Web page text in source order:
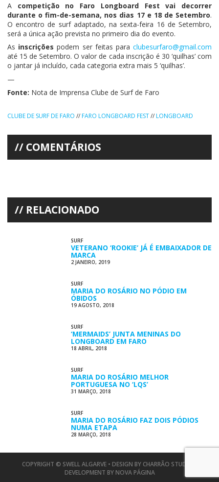
A competição no Faro Longboard Fest vai decorrer
durante o fim-de-semana, nos dias 17 e 18 de Setembro.
O encontro de surf adaptado, na sexta-feira 16 de Setembro,
será a única ação prevista no primeiro dia do evento.
As inscrições podem ser feitas paraclubesurfaro@gmail.com
até 15 de Setembro. O valor de cada inscrição é 30 ‘quilhas’ com
o jantar já incluído, cada categoria extra mais 5 ‘quilhas’.
—
Fonte: Nota de Imprensa Clube de Surf de Faro
CLUBE DE SURF DE FARO //FARO LONGBOARD FEST//LONGBOARD
COMENTÁRIOS
RELACIONADO
SURF
VETERANO ‘ROOKIE’ JÁ É EMBAIXADOR DE
MARCA
2 JANEIRO, 2019
SURF
MARIA DO ROSÁRIO NO PÓDIO EM
ÓBIDOS
19 AGOSTO, 2018
SURF
‘MERMAIDS’ JUNTA MENINAS DO
LONGBOARD EM FARO
18 ABRIL, 2018
SURF
MARIA DO ROSÁRIO MELHOR
PORTUGUESA NO ‘LQS’
31 MARÇO, 2018
SURF
MARIA DO ROSÁRIO FAZ DOIS PÓDIOS
NUMA ETAPA
28 MARÇO, 2018
COPYRIGHT © SWELL ALGARVE • DESIGN BY CHARRÃO STUDIO
DEVELOPMENT BY NOVA PÁGINA